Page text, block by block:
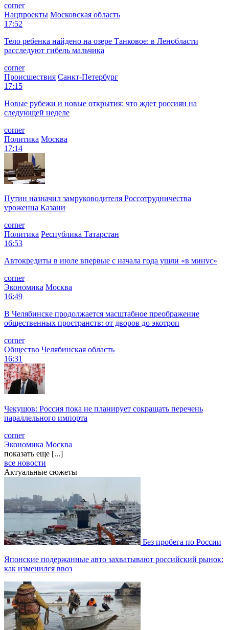
corner
Нацпроекты Московская область
17:52
Тело ребенка найдено на озере Танковое: в Ленобласти
расследуют гибель мальчика
corner
Происшествия Санкт-Петербург
17:15
Новые рубежи и новые открытия: что ждет россиян на
следующей неделе
corner
Политика Москва
17:14
Путин назначил замруководителя Россотрудничества
уроженца Казани
corner
Политика Республика Татарстан
16:53
Автокредиты в июле впервые с начала года ушли «в минус»
corner
Экономика Москва
16:49
В Челябинске продолжается масштабное преображение
общественных пространств: от дворов до экотроп
corner
Общество Челябинская область
16:31
Чекушов: Россия пока не планирует сокращать перечень
параллельного импорта
corner
Экономика Москва
показать еще [...]
все новости
Актуальные сюжеты
Без пробега по России
Японские подержанные авто захватывают российский рынок:
как изменился ввоз